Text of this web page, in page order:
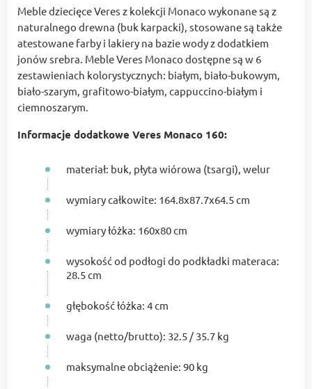
Meble dziecięce Veres z kolekcji Monaco wykonane są z
naturalnego drewna (buk karpacki), stosowane są także
atestowane farby i lakiery na bazie wody z dodatkiem
jonów srebra. Meble Veres Monaco dostępne są w 6
zestawieniach kolorystycznych: białym, biało-bukowym,
biało-szarym, grafitowo-białym, cappuccino-białym i
ciemnoszarym.
Informacje dodatkowe Veres Monaco 160:
materiał: buk, płyta wiórowa (tsargi), welur
wymiary całkowite: 164.8x87.7x64.5 cm
wymiary łóżka: 160x80 cm
wysokość od podłogi do podkładki materaca:
28.5 cm
głębokość łóżka: 4 cm
waga (netto/brutto): 32.5 / 35.7 kg
maksymalne obciążenie: 90 kg